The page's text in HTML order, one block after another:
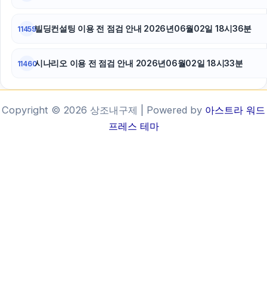
11459빌딩컨설팅 이용 전 점검 안내 2026년06월02일 18시36분
11460시나리오 이용 전 점검 안내 2026년06월02일 18시33분
Copyright © 2026 상조내구제 | Powered by 아스트라 워드
프레스 테마